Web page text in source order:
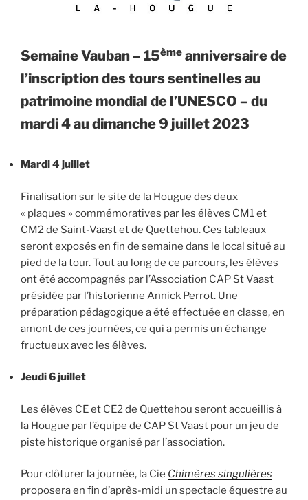
Semaine Vauban – 15ème anniversaire de
l’inscription des tours sentinelles au
patrimoine mondial de l’UNESCO – du
mardi 4 au dimanche 9 juillet 2023
Mardi 4 juillet
Finalisation sur le site de la Hougue des deux
« plaques » commémoratives par les élèves CM1 et
CM2 de Saint-Vaast et de Quettehou. Ces tableaux
seront exposés en fin de semaine dans le local situé au
pied de la tour. Tout au long de ce parcours, les élèves
ont été accompagnés par l’Association CAP St Vaast
présidée par l’historienne Annick Perrot. Une
préparation pédagogique a été effectuée en classe, en
amont de ces journées, ce qui a permis un échange
fructueux avec les élèves.
Jeudi 6 juillet
Les élèves CE et CE2 de Quettehou seront accueillis à
la Hougue par l’équipe de CAP St Vaast pour un jeu de
piste historique organisé par l’association.
Pour clôturer la journée, la Cie Chimères singulières
proposera en fin d’après-midi un spectacle équestre au